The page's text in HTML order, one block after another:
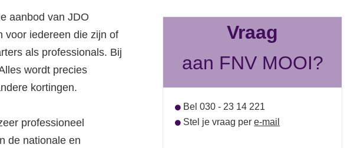
aanbod van JDO
voor iedereen die zijn of
als professionals. Bij
wordt precies
kortingen.
professioneel
de nationale en
Vraag
aan FNV MOOI?
Bel 030 - 23 14 221
Stel je vraag pere-mail